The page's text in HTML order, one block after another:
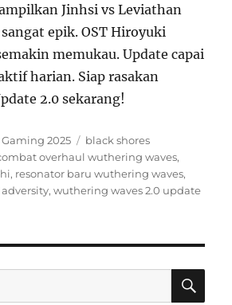
Jinhsi vs Leviathan
epik. OST Hiroyuki
memukau. Update capai
harian. Siap rasakan
2.0 sekarang!
Categories
Gaming 2025 Tags
black shores
overhaul wuthering waves,
, resonator baru wuthering waves,
adversity,wuthering waves 2.0 update